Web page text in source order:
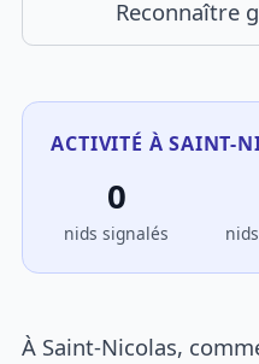
Reconnaître
ACTIVITÉ À SAINT-
0
nids signalés
À Saint-Nicolas,